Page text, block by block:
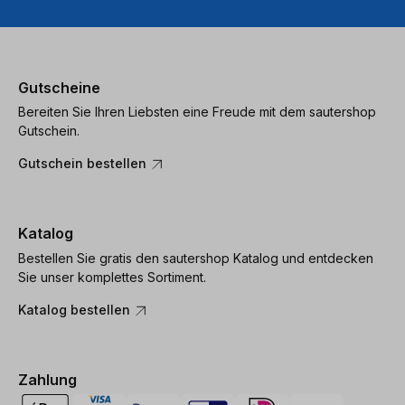
Gutscheine
Bereiten Sie Ihren Liebsten eine Freude mit dem sautershop
Gutschein.
Gutschein bestellen
Katalog
Bestellen Sie gratis den sautershop Katalog und entdecken
Sie unser komplettes Sortiment.
Katalog bestellen
Zahlung